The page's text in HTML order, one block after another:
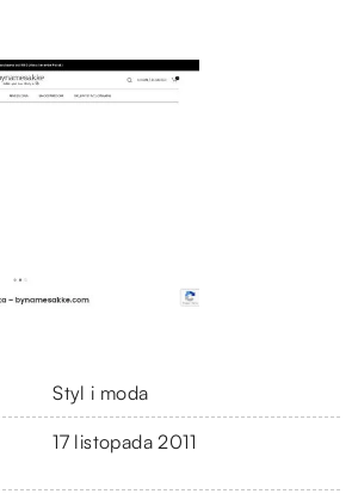
Styl i moda
17 listopada 2011